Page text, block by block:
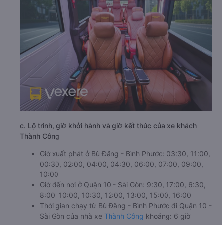
c. Lộ trình, giờ khởi hành và giờ kết thúc của xe khách
Thành Công
Giờ xuất phát ở Bù Đăng - Bình Phước: 03:30, 11:00,
00:30, 02:00, 04:00, 04:30, 06:00, 07:00, 09:00,
10:00
Giờ đến nơi ở Quận 10 - Sài Gòn: 9:30, 17:00, 6:30,
8:00, 10:00, 10:30, 12:00, 13:00, 15:00, 16:00
Thời gian chạy từ Bù Đăng - Bình Phước đi Quận 10 -
Sài Gòn của nhà xe Thành Công khoảng: 6 giờ